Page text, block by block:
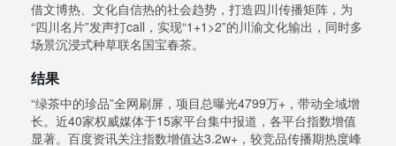
借文博热、文化自信热的社会趋势，打造四川传播矩阵，为
“四川名片”发声打call，实现“1+1>2”的川渝文化输出，同时多
场景沉浸式种草联名国宝春茶。
结果
“绿茶中的珍品”全网刷屏，项目总曝光4799万+，带动全域增
长。近40家权威媒体于15家平台集中报道，各平台指数增值
显著。百度资讯关注指数增值达3.2w+，较竞品传播期热度峰